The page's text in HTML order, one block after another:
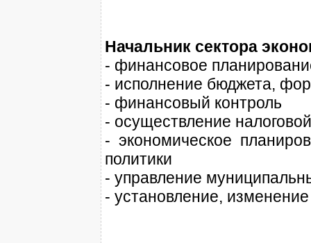
Начальник сектора
- финансовое
- исполнение бюджета,
- финансовый контроль
- осуществление
- экономическое
политики
- управление
- установление,